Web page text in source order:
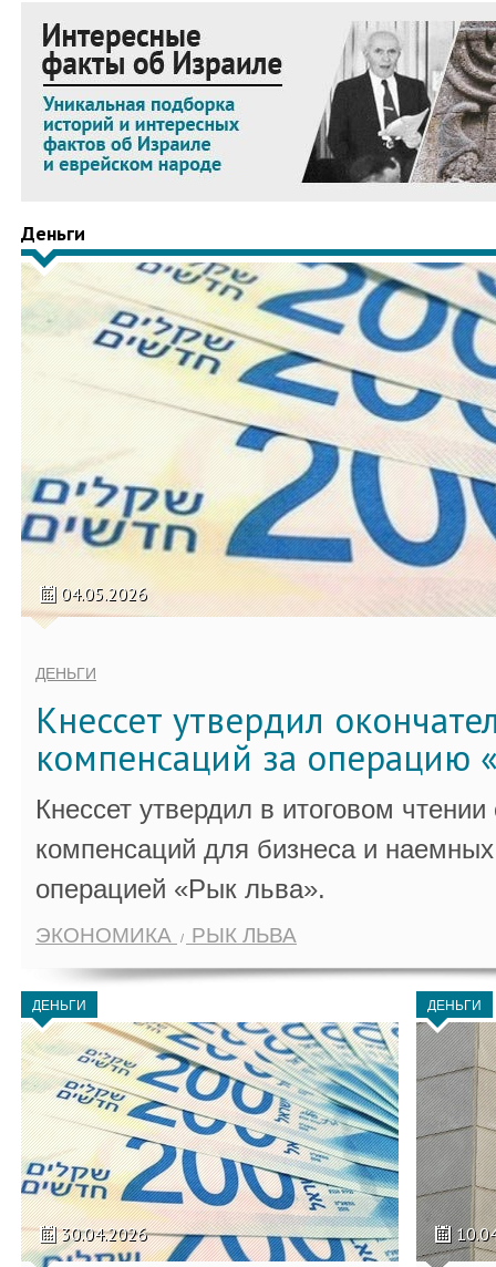
Деньги
04.05.2026
ДЕНЬГИ
Кнессет утвердил
компенсаций за операцию
Кнессет утвердил в итоговом
компенсаций для бизнеса и
операцией «Рык льва».
ЭКОНОМИКА РЫК ЛЬВА
ДЕНЬГИ
30.04.2026
ДЕНЬГИ